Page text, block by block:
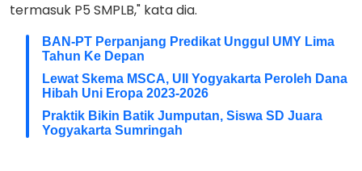
termasuk P5 SMPLB," kata dia.
BAN-PT Perpanjang Predikat Unggul UMY Lima
Tahun Ke Depan
Lewat Skema MSCA, UII Yogyakarta Peroleh Dana
Hibah Uni Eropa 2023-2026
Praktik Bikin Batik Jumputan, Siswa SD Juara
Yogyakarta Sumringah